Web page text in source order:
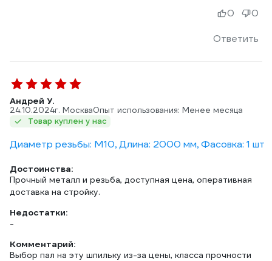
Ответить
0 0
Андрей У.
24.10.2024г. МоскваОпыт использования: Менее месяца
Товар куплен у нас
Диаметр резьбы: М10, Длина: 2000 мм, Фасовка: 1 шт
Достоинства:
Прочный металл и резьба, доступная цена, оперативная
доставка на стройку.
Недостатки:
-
Комментарий:
Выбор пал на эту шпильку из-за цены, класса прочности